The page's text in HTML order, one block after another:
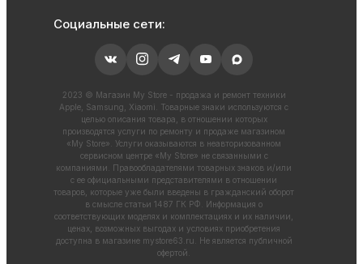
Социальные сети:
2023 © Магазин My Store - продажа и ремонт техники
Apple, Samsung, Xiaomi. Товарные знаки используются с
целью описания товара, в отношении которых
производятся услуги по ремонту и продаже магазином
«My Store». Услуги оказываются в неавторизованном
сервисном центре «My Store» не связанными с
компаниями. Правообладателями товарных знаков и/или
с ее официальными представителями в отношении
товаров, которые уже были введены в гражданский оборот
в смысле статьи 1487 ГК РФ. Информация о
соответствующих моделях и комплектациях и их наличии,
ценах, возможных выгодах и условиях приобретения
доступна в магазине mystore63.ru . Не является публичной
офертой.